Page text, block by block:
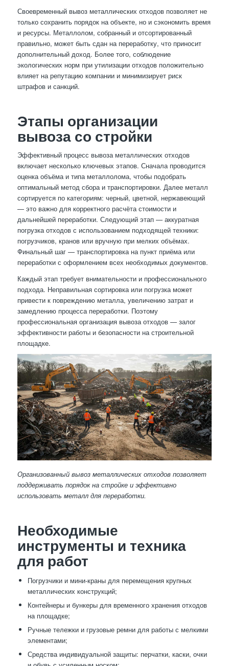
Своевременный вывоз металлических отходов позволяет не
только сохранить порядок на объекте, но и сэкономить время
и ресурсы. Металлолом, собранный и отсортированный
правильно, может быть сдан на переработку, что приносит
дополнительный доход. Более того, соблюдение
экологических норм при утилизации отходов положительно
влияет на репутацию компании и минимизирует риск
штрафов и санкций.
Этапы организации
вывоза со стройки
Эффективный процесс вывоза металлических отходов
включает несколько ключевых этапов. Сначала проводится
оценка объёма и типа металлолома, чтобы подобрать
оптимальный метод сбора и транспортировки. Далее металл
сортируется по категориям: черный, цветной, нержавеющий
— это важно для корректного расчёта стоимости и
дальнейшей переработки. Следующий этап — аккуратная
погрузка отходов с использованием подходящей техники:
погрузчиков, кранов или вручную при мелких объёмах.
Финальный шаг — транспортировка на пункт приёма или
переработки с оформлением всех необходимых документов.
Каждый этап требует внимательности и профессионального
подхода. Неправильная сортировка или погрузка может
привести к повреждению металла, увеличению затрат и
замедлению процесса переработки. Поэтому
профессиональная организация вывоза отходов — залог
эффективности работы и безопасности на строительной
площадке.
Организованный вывоз металлических отходов позволяет
поддерживать порядок на стройке и эффективно
использовать металл для переработки.
Необходимые
инструменты и техника
для работ
Погрузчики и мини-краны для перемещения крупных
металлических конструкций;
Контейнеры и бункеры для временного хранения отходов
на площадке;
Ручные тележки и грузовые ремни для работы с мелкими
элементами;
Средства индивидуальной защиты: перчатки, каски, очки